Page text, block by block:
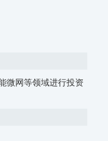
微网等领域进行投资